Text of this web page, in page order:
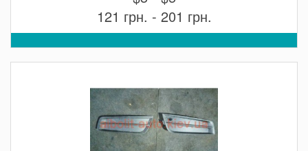
121 грн. - 201 грн.